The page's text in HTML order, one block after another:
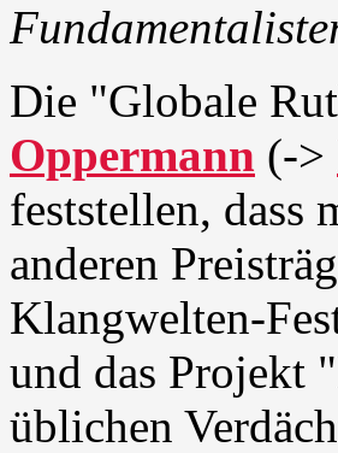
Die "Globale
Oppermann (->
feststellen, dass
anderen
Klangwelten-
und das Projekt
üblichen